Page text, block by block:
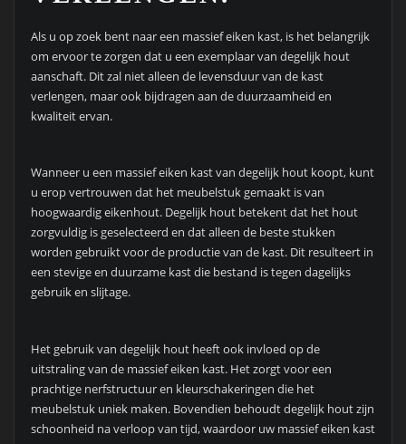
Als u op zoek bent naar een massief eiken kast, is het belangrijk
om ervoor te zorgen dat u een exemplaar van degelijk hout
aanschaft. Dit zal niet alleen de levensduur van de kast
verlengen, maar ook bijdragen aan de duurzaamheid en
kwaliteit ervan.
Wanneer u een massief eiken kast van degelijk hout koopt, kunt
u erop vertrouwen dat het meubelstuk gemaakt is van
hoogwaardig eikenhout. Degelijk hout betekent dat het hout
zorgvuldig is geselecteerd en dat alleen de beste stukken
worden gebruikt voor de productie van de kast. Dit resulteert in
een stevige en duurzame kast die bestand is tegen dagelijks
gebruik en slijtage.
Het gebruik van degelijk hout heeft ook invloed op de
uitstraling van de massief eiken kast. Het zorgt voor een
prachtige nerfstructuur en kleurschakeringen die het
meubelstuk uniek maken. Bovendien behoudt degelijk hout zijn
schoonheid na verloop van tijd, waardoor uw massief eiken kast